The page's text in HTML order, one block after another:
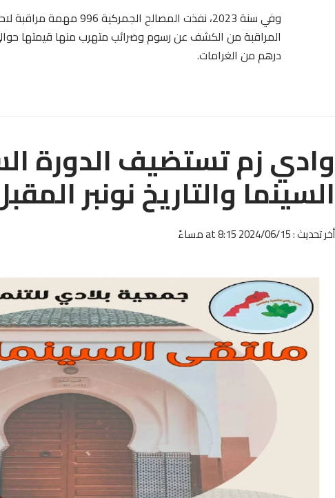
درهم من الغرامات.
وادي زم تستضيف الدورة
السينما والتاريخ نونبر
أخر تحديث : 2024/06/15 at 8:15 مساءً